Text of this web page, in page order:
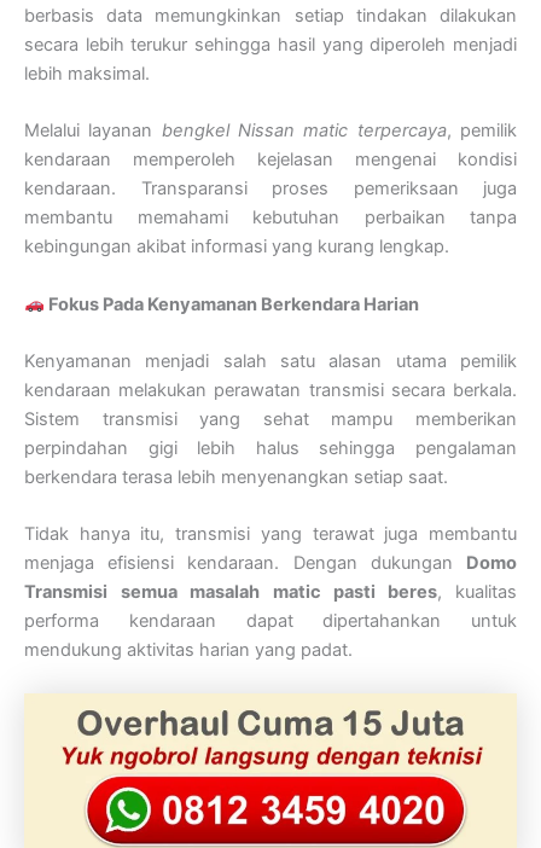
berbasis data memungkinkan setiap tindakan dilakukan
secara lebih terukur sehingga hasil yang diperoleh menjadi
lebih maksimal.
Melalui layanan bengkel Nissan matic terpercaya, pemilik
kendaraan memperoleh kejelasan mengenai kondisi
kendaraan. Transparansi proses pemeriksaan juga
membantu memahami kebutuhan perbaikan tanpa
kebingungan akibat informasi yang kurang lengkap.
Fokus Pada Kenyamanan Berkendara Harian
Kenyamanan menjadi salah satu alasan utama pemilik
kendaraan melakukan perawatan transmisi secara berkala.
Sistem transmisi yang sehat mampu memberikan
perpindahan gigi lebih halus sehingga pengalaman
berkendara terasa lebih menyenangkan setiap saat.
Tidak hanya itu, transmisi yang terawat juga membantu
menjaga efisiensi kendaraan. Dengan dukungan Domo
Transmisi
semua masalah matic pasti beres, kualitas
performa kendaraan dapat dipertahankan untuk
mendukung aktivitas harian yang padat.